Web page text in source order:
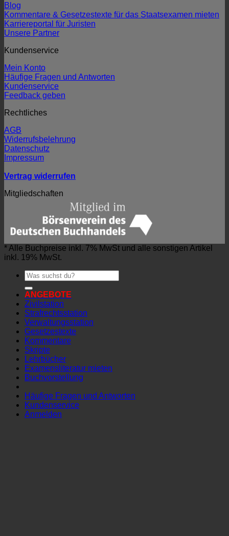
Blog
Kommentare & Gesetzestexte für das Staatsexamen mieten
Karriereportal für Juristen
Unsere Partner
Kundenservice
Mein Konto
Häufige Fragen und Antworten
Kundenservice
Feedback geben
Rechtliches
AGB
Widerrufsbelehrung
Datenschutz
Impressum
Vertrag widerrufen
Mitgliedschaften
* Alle Buchpreise inkl. 7% MwSt und alle sonstigen Artikel
inkl. 19% MwSt.
Suchen
nach:
ANGEBOTE
Zivilstation
Strafrechtsstation
Verwaltungsstation
Gesetzestexte
Kommentare
Skripte
Lehrbücher
Examensliteratur mieten
Buchvorstellung
Häufige Fragen und Antworten
Kundenservice
Anmelden